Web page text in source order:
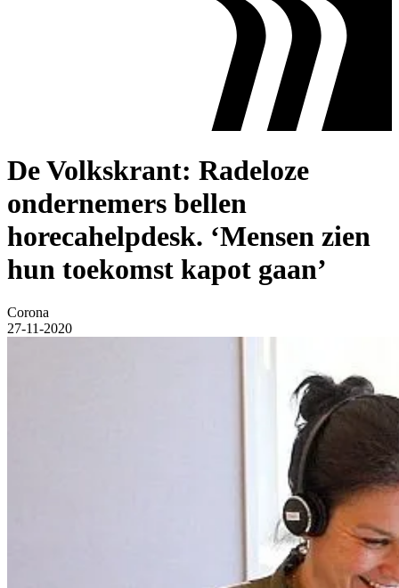
De Volkskrant: Radeloze
ondernemers bellen
horecahelpdesk. ‘Mensen zien
hun toekomst kapot gaan’
Corona
27-11-2020